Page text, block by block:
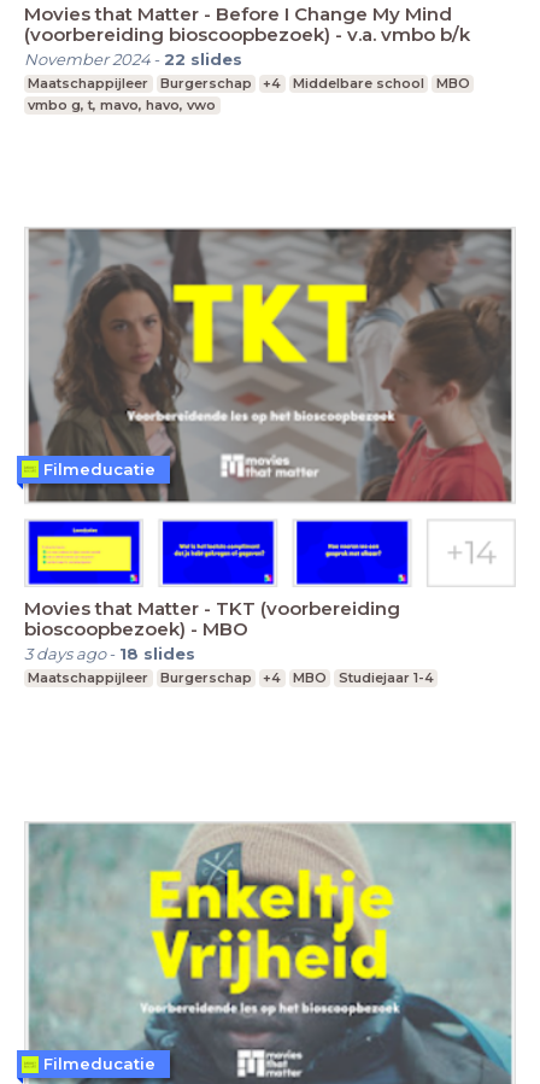
Movies that Matter - Before I Change My Mind
(voorbereiding bioscoopbezoek) - v.a. vmbo b/k
November 2024- 22 slides
Maatschappijleer Burgerschap +4 Middelbare school
MBO
vmbo g, t, mavo, havo, vwo
Movies that Matter - TKT (voorbereiding
bioscoopbezoek) - MBO
3 days ago- 18 slides
Maatschappijleer Burgerschap +4 MBO Studiejaar 1-4
Filmeducatie
Filmeducatie